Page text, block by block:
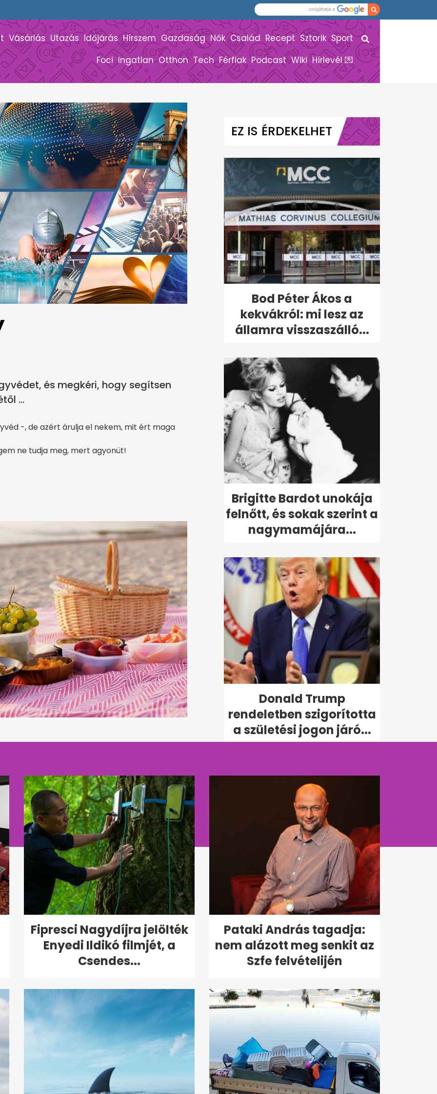
Vásárlás Utazás Időjárás Hírszem Gazdaság Nők Család Recept Sztorik Sport
Foci Ingatlan Otthon Tech Férfiak Podcast Wiki Hírlevél 💌
és megkéri, hogy segítsen
...
-, de azért árulja el nekem, mit ért maga
ne tudja meg, mert agyonüt!
EZ IS ÉRDEKELHET
Bod Péter Ákos a
kekvákról: mi lesz az
államra visszaszálló...
Brigitte Bardot unokája
felnőtt, és sokak szerint a
nagymamájára...
Donald Trump
rendeletben szigorította
a születési jogon járó...
Fipresci Nagydíjra jelölték
Enyedi Ildikó filmjét, a
Csendes...
Pataki András tagadja:
nem alázott meg senkit az
Szfe felvételijén